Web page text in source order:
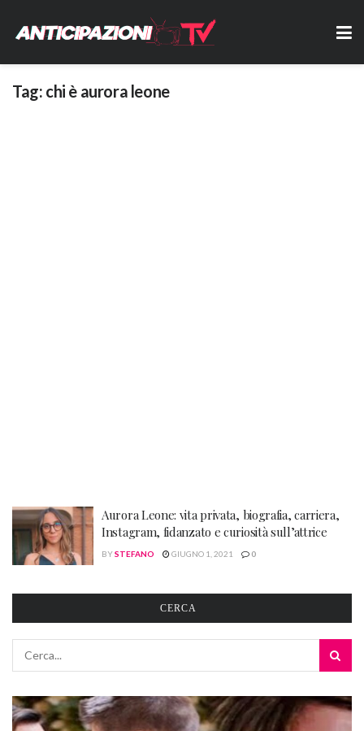
Tag: chi è aurora leone
Aurora Leone: vita privata, biografia, carriera,
Instagram, fidanzato e curiosità sull’attrice
BYSTEFANO GIUGNO 1, 2021 0
CERCA